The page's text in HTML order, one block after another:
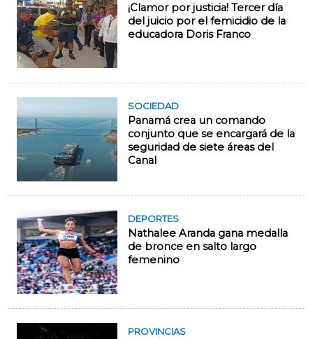
¡Clamor por justicia! Tercer día
del juicio por el femicidio de la
educadora Doris Franco
SOCIEDAD
Panamá crea un comando
conjunto que se encargará de la
seguridad de siete áreas del
Canal
DEPORTES
Nathalee Aranda gana medalla
de bronce en salto largo
femenino
PROVINCIAS